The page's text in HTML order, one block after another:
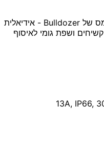
מערכת כף אשפה ומטאטא כבדי עומס של Bulldozer - אידיאלית
לניקוי ביתי וחיצוני. כוללת סיבי PET קשיחים ושפת גומי לאיסוף